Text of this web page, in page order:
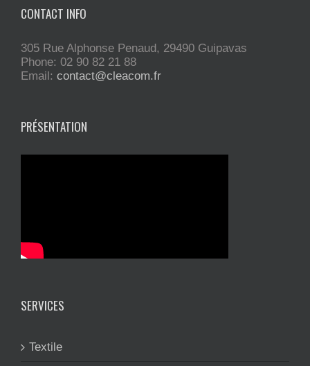
CONTACT INFO
305 Rue Alphonse Penaud, 29490 Guipavas
Phone: 02 90 82 21 88
Email: contact@cleacom.fr
PRÉSENTATION
SERVICES
Textile